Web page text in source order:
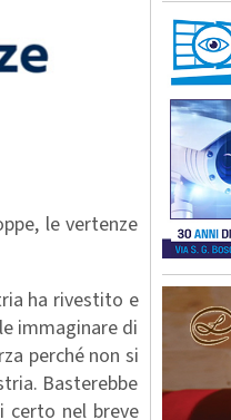
le vertenze
ha rivestito e
immaginare di
perché non si
Basterebbe
certo nel breve